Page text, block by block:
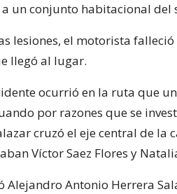
un conjunto habitacional del
lesiones, el motorista
llegó al lugar.
ocurrió en la ruta que
por razones que se
cruzó el eje central de
Víctor Saez Flores y
Alejandro Antonio Herrera